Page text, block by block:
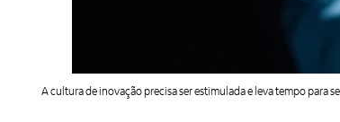
A cultura de inovação precisa ser estimulada e leva tempo para